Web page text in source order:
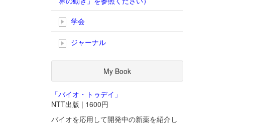
学会
ジャーナル
My Book
「バイオ・トゥデイ」
NTT出版 | 1600円
バイオを応用して開発中の新薬を紹介し